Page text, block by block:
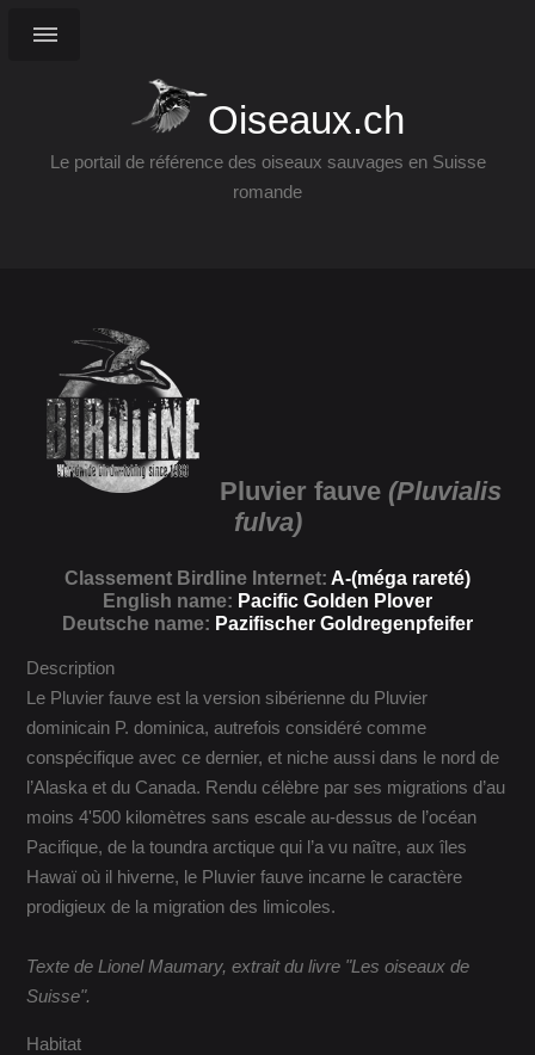
Oiseaux.ch
Le portail de référence des oiseaux sauvages en Suisse
romande
Pluvier fauve (Pluvialis
fulva)
Classement Birdline Internet: A-(méga rareté)
English name: Pacific Golden Plover
Deutsche name: Pazifischer Goldregenpfeifer
Description
Le Pluvier fauve est la version sibérienne du Pluvier
dominicain P. dominica, autrefois considéré comme
conspécifique avec ce dernier, et niche aussi dans le nord de
l’Alaska et du Canada. Rendu célèbre par ses migrations d’au
moins 4'500 kilomètres sans escale au-dessus de l’océan
Pacifique, de la toundra arctique qui l’a vu naître, aux îles
Hawaï où il hiverne, le Pluvier fauve incarne le caractère
prodigieux de la migration des limicoles.
Texte de Lionel Maumary, extrait du livre "Les oiseaux de
Suisse".
Habitat